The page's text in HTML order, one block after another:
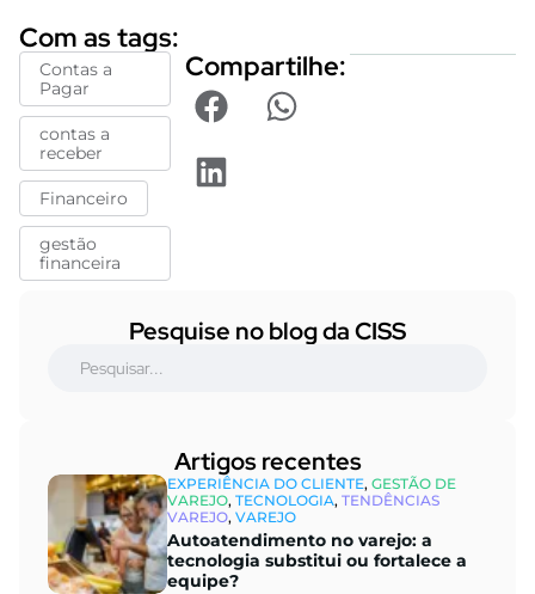
Pesquise no blog da CISS
Artigos recentes​
EXPERIÊNCIA DO CLIENTE, GESTÃO DE
VAREJO, TECNOLOGIA, TENDÊNCIAS
VAREJO, VAREJO
Autoatendimento no varejo: a
tecnologia substitui ou fortalece a
equipe?
Com as tags:
Contas a
Pagar
contas a
receber
Financeiro
gestão
financeira
Compartilhe: